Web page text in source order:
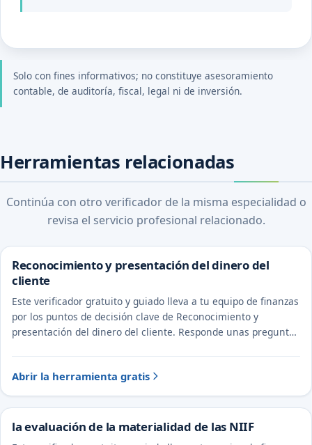
Solo con fines informativos; no constituye asesoramiento
contable, de auditoría, fiscal, legal ni de inversión.
Herramientas relacionadas
Continúa con otro verificador de la misma especialidad o
revisa el servicio profesional relacionado.
Reconocimiento y presentación del dinero del
cliente
Este verificador gratuito y guiado lleva a tu equipo de finanzas
por los puntos de decisión clave de Reconocimiento y
presentación del dinero del cliente. Responde unas preguntas
Abrir la herramienta gratis
la evaluación de la materialidad de las NIIF